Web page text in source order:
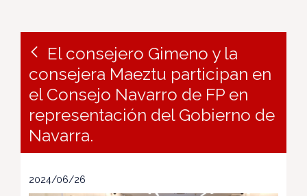
El consejero Gimeno y la
consejera Maeztu participan en
el Consejo Navarro de FP en
representación del Gobierno de
Navarra.
2024/06/26